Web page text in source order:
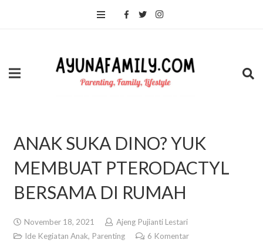
ANAK SUKA DINO? YUK
MEMBUAT PTERODACTYL
BERSAMA DI RUMAH
November 18, 2021
Ajeng Pujianti Lestari
Ide Kegiatan Anak, Parenting 6 Komentar